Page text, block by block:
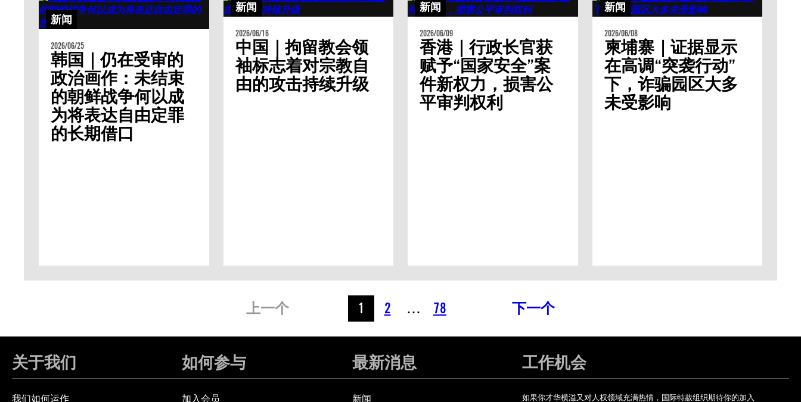
新闻
2026/06/25
韩国｜仍在受审的
政治画作：未结束
的朝鲜战争何以成
为将表达自由定罪
的长期借口
新闻
2026/06/16
中国｜拘留教会领
袖标志着对宗教自
由的攻击持续升级
新闻
2026/06/09
香港｜行政长官获
赋予“国家安全”案
件新权力，损害公
平审判权利
新闻
2026/06/08
柬埔寨｜证据显示
在高调“突袭行动”
下，诈骗园区大多
未受影响
上一个 1 2 … 78 下一个
关于我们
我们如何运作
如何参与
加入会员
最新消息
新闻
工作机会
如果你才华横溢又对人权领域充满热情，国际特赦组织期待你的加入